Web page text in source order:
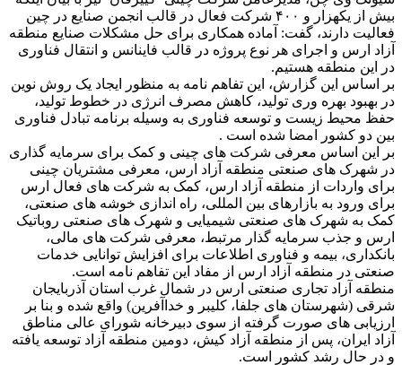
بیش از یکهزار و ۴۰۰ شرکت فعال در قالب انجمن صنایع در چین
فعالیت دارند، گفت: آماده همکاری برای حل مشکلات صنایع منطقه
آزاد ارس و اجرای هر نوع پروژه در قالب فاینانس و انتقال فناوری
در این منطقه هستیم.
بر اساس این گزارش، این تفاهم نامه به منظور ایجاد یک روش نوین
در بهبود بهره وری تولید، کاهش مصرف انرژی در خطوط تولید،
حفظ محیط زیست و توسعه فناوری به وسیله برنامه تبادل فناوری
بین دو کشور امضا شده است .
بر این اساس معرفی شرکت های چینی و کمک برای سرمایه گذاری
در شهرک های صنعتی منطقه آزاد ارس، معرفی مشتریان چینی
برای واردات از منطقه آزاد ارس، کمک به شرکت های فعال ارس
برای ورود به بازارهای بین المللی، راه اندازی خوشه های صنعتی،
کمک به شهرک های صنعتی شیمیایی و شهرک های صنعتی روباتیک
ارس و جذب سرمایه گذار مرتبط، معرفی شرکت های مالی،
بانکداری، بیمه و فناوری اطلاعات برای افزایش توانایی خدمات
صنعتی در منطقه آزاد ارس از مفاد این تفاهم نامه است.
منطقه آزاد تجاری صنعتی ارس در شمال غرب استان آذربایجان
شرقی (شهرستان های جلفا، کلیبر و خداآفرین) واقع شده و بنا بر
ارزیابی های صورت گرفته از سوی دبیرخانه شورای عالی مناطق
آزاد ایران، پس از منطقه آزاد کیش، دومین منطقه آزاد توسعه یافته
و در حال رشد کشور است.